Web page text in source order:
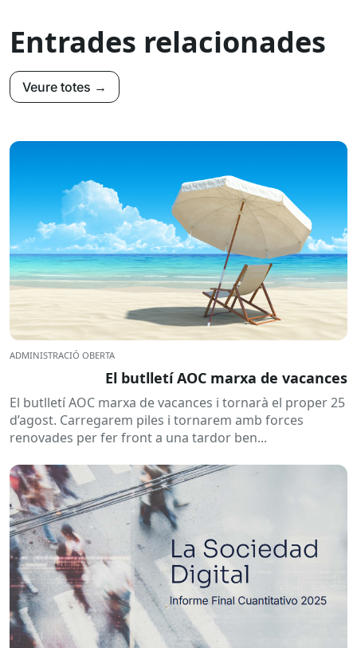
Entrades relacionades
Veure totes →
ADMINISTRACIÓ OBERTA
El butlletí AOC marxa de vacances
El butlletí AOC marxa de vacances i tornarà el proper 25
d’agost. Carregarem piles i tornarem amb forces
renovades per fer front a una tardor ben...